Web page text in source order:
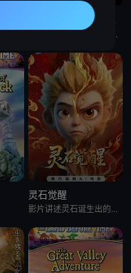
即使死神与灭却师历经千年的血战尽头，毁灭的未来已隐约可见── &nbsp; &nbsp; &nbsp; &nbsp; &nbsp; &nbsp; &nbsp; &nbsp; &nbsp; &nbsp;
灵石觉醒
影片讲述灵石诞生出的石灵儿，被石矶娘娘收养。哪吒误伤石矶徒弟，太乙真人偏袒哪吒，锁住石矶。石灵儿为救母学艺，却